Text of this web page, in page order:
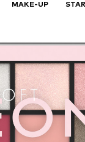
MAKE-UP